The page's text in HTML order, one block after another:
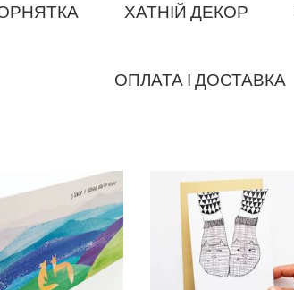
ХАТНІЙ ДЕКОР
ОПЛАТА І ДОСТАВКА